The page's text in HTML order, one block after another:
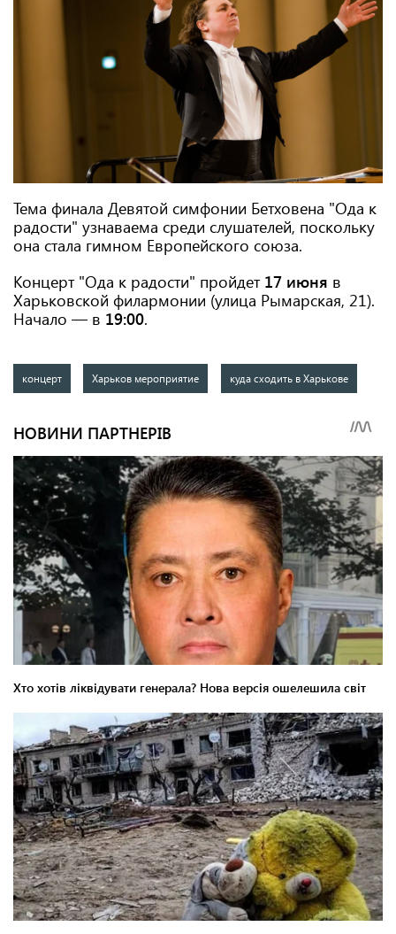
Тема финала Девятой симфонии Бетховена "Ода к
радости" узнаваема среди слушателей, поскольку
она стала гимном Европейского союза.
Концерт "Ода к радости" пройдет 17 июня в
Харьковской филармонии (улица Рымарская, 21).
Начало — в 19:00.
концерт Харьков мероприятие куда сходить в Харькове